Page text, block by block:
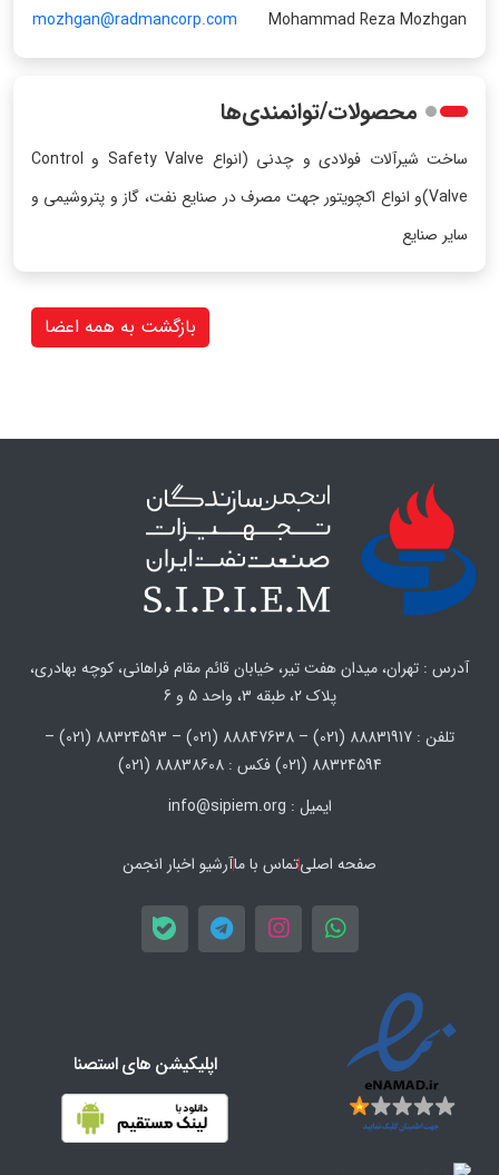
Mohammad Reza Mozhgan
mozhgan@radmancorp.com
محصولات/توانمندی‌ها
ساخت شیرآلات فولادی و چدنی (انواع Safety Valve و Control
Valve)و انواع اکچویتور جهت مصرف در صنایع نفت، گاز و پتروشیمی و
سایر صنایع
بازگشت به همه اعضا
آدرس : تهران، میدان هفت تیر، خیابان قائم مقام فراهانی، کوچه بهادری،
پلاک 2، طبقه 3، واحد 5 و 6
تلفن : 88831917 (021) – 88847638 (021) – 88324593 (021) –
88324594 (021) فکس : 88838608 (021)
ایمیل : info@sipiem.org
صفحه اصلیتماس با ماآرشیو اخبار انجمن
اپلیکیشن های استصنا